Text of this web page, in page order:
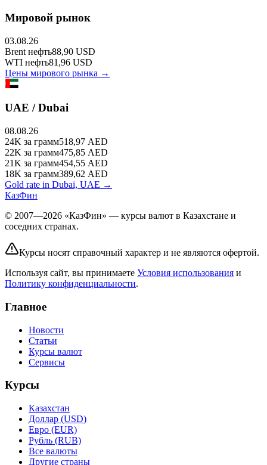
Мировой рынок
03.08.26
Brent нефть88,90 USD
WTI нефть81,96 USD
Цены мирового рынка →
UAE / Dubai
08.08.26
24K за грамм518,97 AED
22K за грамм475,85 AED
21K за грамм454,55 AED
18K за грамм389,62 AED
Gold rate in Dubai, UAE →
КазФин
© 2007—2026 «КазФин» — курсы валют в Казахстане и
соседних странах.
Курсы носят справочный характер и не являются офертой.
Используя сайт, вы принимаете Условия использования и
Политику конфиденциальности.
Главное
Новости
Статьи
Курсы валют
Сервисы
Курсы
Казахстан
Доллар (USD)
Евро (EUR)
Рубль (RUB)
Все валюты
Другие страны